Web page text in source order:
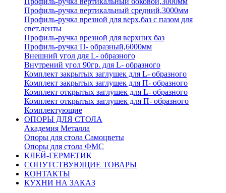
Профиль-ручка вертикальный средний,3000мм
Профиль-ручка врезной для верх.баз с пазом для
свет.ленты
Профиль-ручка врезной для верхних баз
Профиль-ручка П- образный,6000мм
Внешний угол для L- образного
Внутрений угол 90гр. для L- образного
Комплект закрытых заглушек для L- образного
Комплект закрытых заглушек для П- образного
Комплект открытых заглушек для L- образного
Комплект открытых заглушек для П- образного
Комплектующие
ОПОРЫ ДЛЯ СТОЛА
Академия Металла
Опоры для стола Самоцветы
Опоры для стола ФМС
КЛЕЙ-ГЕРМЕТИК
СОПУТСТВУЮЩИЕ ТОВАРЫ
КОНТАКТЫ
КУХНИ НА ЗАКАЗ